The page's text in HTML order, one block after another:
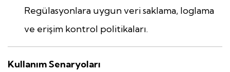
Regülasyonlara uygun veri saklama, loglama
ve erişim kontrol politikaları.
Kullanım Senaryoları